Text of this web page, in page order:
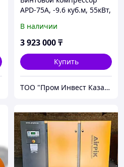
APD-75A, -9.6 куб.м, 55кВт,
В наличии
3 923 000₸
Купить
ТОО "Пром Инвест Казахстан"